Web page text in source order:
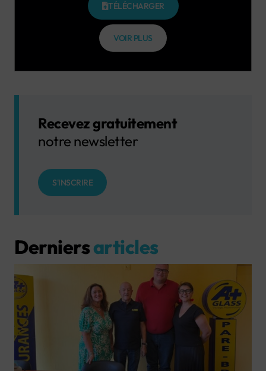
TÉLÉCHARGER
VOIR PLUS
Recevez gratuitement
notre newsletter
S'INSCRIRE
Derniersarticles